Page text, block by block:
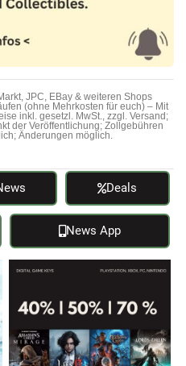
JPC, EBay & weiteren Shops
(ohne Mehrkosten für euch) – Mit
inkl. gesetzl. MwSt., zzgl. Versand;
der Veröffentlichung; Zollgebühren
Änderungen möglich.
Deals
News App